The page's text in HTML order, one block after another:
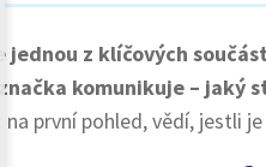
jednou z klíčových
značka komunikuje – jaký
na první pohled, vědí,